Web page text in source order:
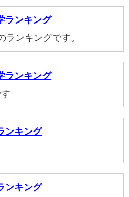
ランキング
ランキングです。
ランキング
ンキング
ンキング